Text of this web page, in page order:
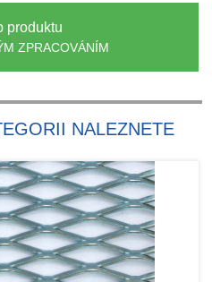
produktu
ZPRACOVÁNÍM
NALEZNETE